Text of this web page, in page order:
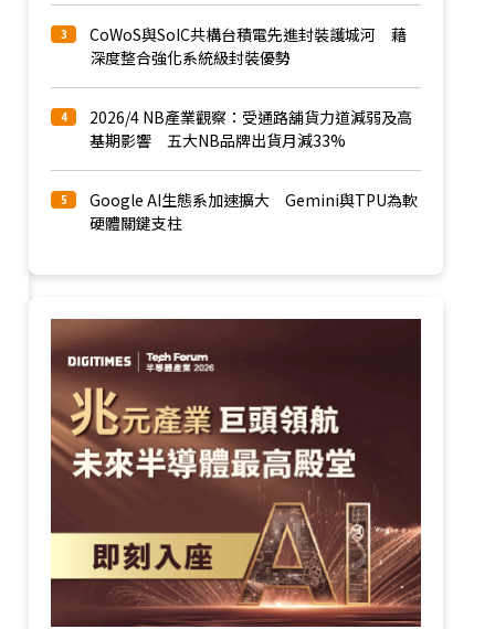
3
CoWoS與SoIC共構台積電先進封裝護城河 藉
深度整合強化系統級封裝優勢
4
2026/4 NB產業觀察：受通路舖貨力道減弱及高
基期影響 五大NB品牌出貨月減33%
5
Google AI生態系加速擴大 Gemini與TPU為軟
硬體關鍵支柱